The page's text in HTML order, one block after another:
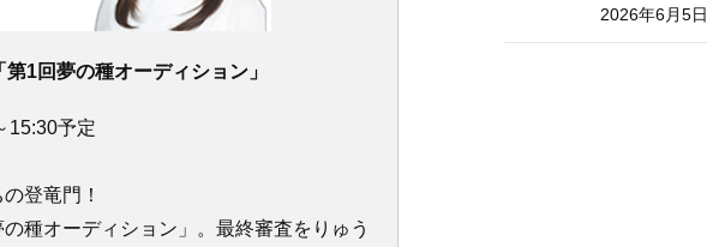
1回夢の種オーディション」
15:30予定
登竜門！
種オーディション」。最終審査をりゅう
2026年6月5日